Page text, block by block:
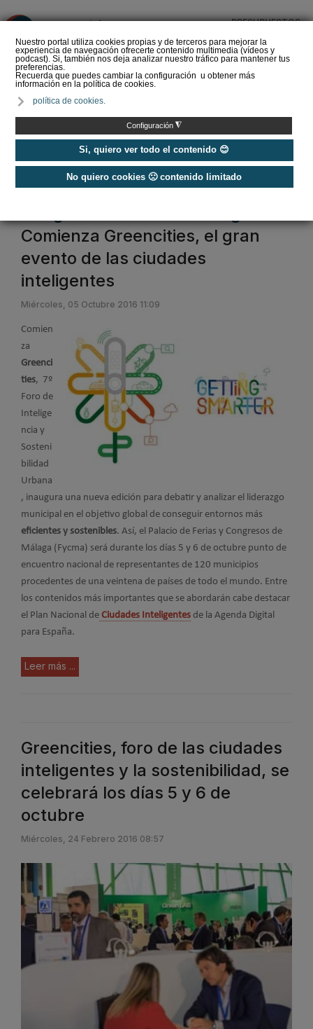
Nuestro portal utiliza cookies propias y de terceros para mejorar la
experiencia de navegación ofrecerte contenido multimedia (vídeos y
podcast). Si, también nos deja analizar nuestro tráfico para mantener tus
preferencias.
Recuerda que puedes cambiar la configuración u obtener más
información en la política de cookies.
política de cookies.
Configuración ◮
Si, quiero ver todo el contenido 😊
No quiero cookies 🙁 contenido limitado
PRESUPUESTOS
2027 renovando su
apuesta por la constr…
Congresos Eficiencia energética
Comienza Greencities, el gran
evento de las ciudades
inteligentes
Miércoles, 05 Octubre 2016 11:09
Comien
za
Greenci
ties, 7º
Foro de
Intelige
ncia y
Sosteni
bilidad
Urbana
, inaugura una nueva edición para debatir y analizar el liderazgo
municipal en el objetivo global de conseguir entornos más
eficientes y sostenibles. Así, el Palacio de Ferias y Congresos de
Málaga (Fycma) será durante los días 5 y 6 de octubre punto de
encuentro nacional de representantes de 120 municipios
procedentes de una veintena de países de todo el mundo. Entre
los contenidos más importantes que se abordarán cabe destacar
el Plan Nacional de Ciudades Inteligentes de la Agenda Digital
para España.
Leer más ...
Greencities, foro de las ciudades
inteligentes y la sostenibilidad, se
celebrará los días 5 y 6 de
octubre
Miércoles, 24 Febrero 2016 08:57